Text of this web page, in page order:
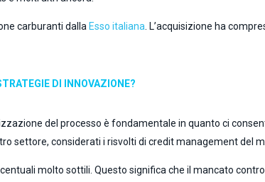
carburanti dalla Esso italiana. L’acquisizione ha
DI INNOVAZIONE?
del processo è fondamentale in quanto ci
settore, considerati i risvolti di credit management del
molto sottili. Questo significa che il mancato